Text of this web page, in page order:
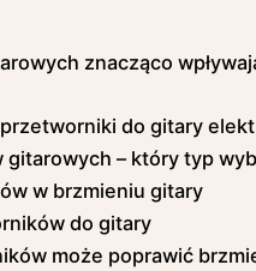
znacząco
do gitary
gitarowych – który typ
w brzmieniu gitary
do gitary
może poprawić